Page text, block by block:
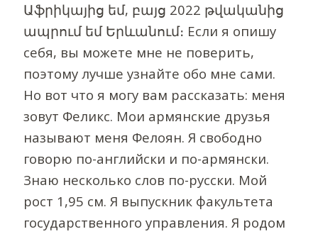
Աֆրիկայից եմ, բայց 2022 թվականից
ապրում եմ Երևանում։ Если я опишу
себя, вы можете мне не поверить,
поэтому лучше узнайте обо мне сами.
Но вот что я могу вам рассказать: меня
зовут Феликс. Мои армянские друзья
называют меня Фелоян. Я свободно
говорю по-английски и по-армянски.
Знаю несколько слов по-русски. Мой
рост 1,95 см. Я выпускник факультета
государственного управления. Я родом